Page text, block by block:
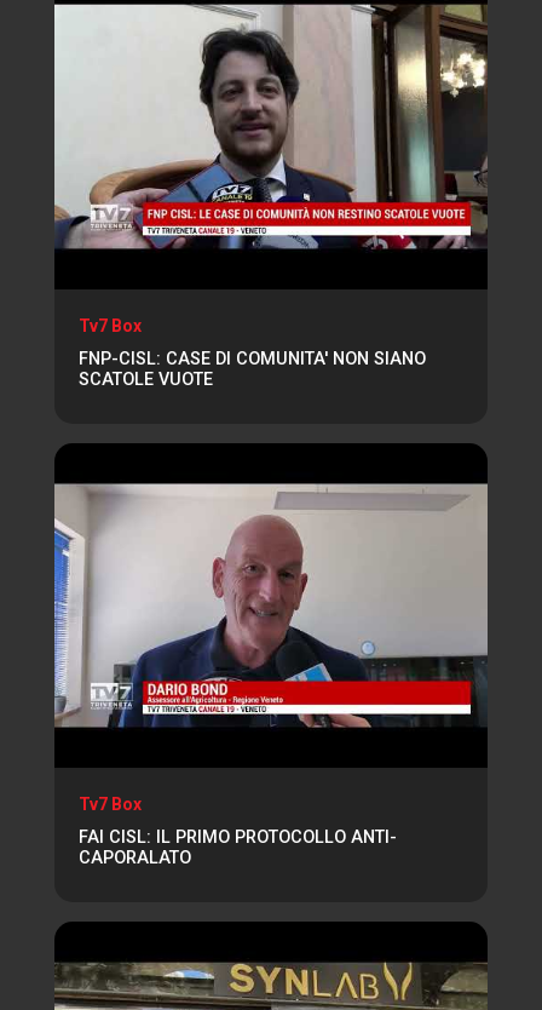
Tv7 Box
FNP-CISL: CASE DI COMUNITA' NON SIANO
SCATOLE VUOTE
Tv7 Box
FAI CISL: IL PRIMO PROTOCOLLO ANTI-
CAPORALATO